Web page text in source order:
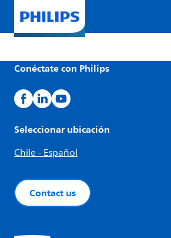
Conéctate con Philips
Seleccionar ubicación
Chile - Español
Contact us